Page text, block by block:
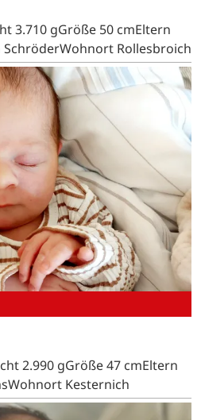
3.710 gGröße 50 cmEltern
SchröderWohnort Rollesbroich
2.990 gGröße 47 cmEltern
Kesternich